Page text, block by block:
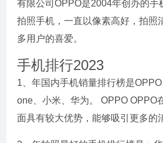
有限公司OPPO是2004年创办的手
拍照手机，一直以像素高好，拍照
多用户的喜爱。
手机排行2023
1、年国内手机销量排行榜是
one、小米、华为。 OPPO OPPO
面具有较大优势，能够吸引更多的